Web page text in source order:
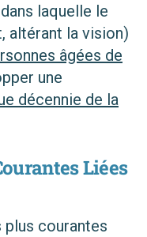
laquelle le
altérant la vision)
âgées de
une
décennie de la
Liées
courantes